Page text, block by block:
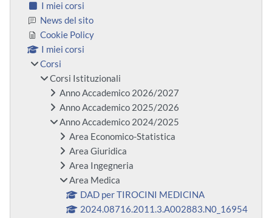
I miei corsi
News del sito
Cookie Policy
I miei corsi
Corsi
Corsi Istituzionali
Anno Accademico 2026/2027
Anno Accademico 2025/2026
Anno Accademico 2024/2025
Area Economico-Statistica
Area Giuridica
Area Ingegneria
Area Medica
DAD per TIROCINI MEDICINA
2024.08716.2011.3.A002883.N0_16954